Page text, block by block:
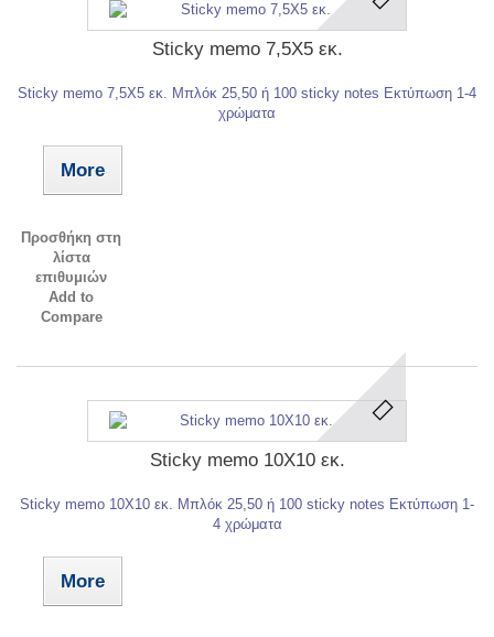
Sticky memo 7,5X5 εκ.
Sticky memo 7,5X5 εκ. Mπλόκ 25,50 ή 100 sticky notes Eκτύπωση 1-4
χρώματα
More
Προσθήκη στη
λίστα
επιθυμιών
Add to
Compare
Sticky memo 10X10 εκ.
Sticky memo 10X10 εκ. Mπλόκ 25,50 ή 100 sticky notes Eκτύπωση 1-
4 χρώματα
More